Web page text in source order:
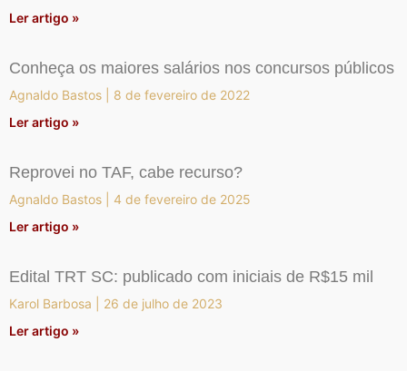
Ler artigo »
Conheça os maiores salários nos concursos públicos
Agnaldo Bastos
8 de fevereiro de 2022
Ler artigo »
Reprovei no TAF, cabe recurso?
Agnaldo Bastos
4 de fevereiro de 2025
Ler artigo »
Edital TRT SC: publicado com iniciais de R$15 mil
Karol Barbosa
26 de julho de 2023
Ler artigo »